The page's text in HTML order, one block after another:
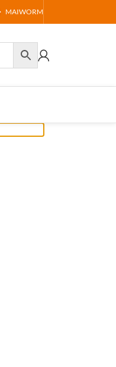
MAIWORM